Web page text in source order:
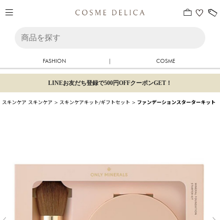
FASHION | COSME
LINEお友だち登録で500円OFFクーポンGET！
スキンケア スキンケア > スキンケアキット/ギフトセット > ファンデーションスターターキット